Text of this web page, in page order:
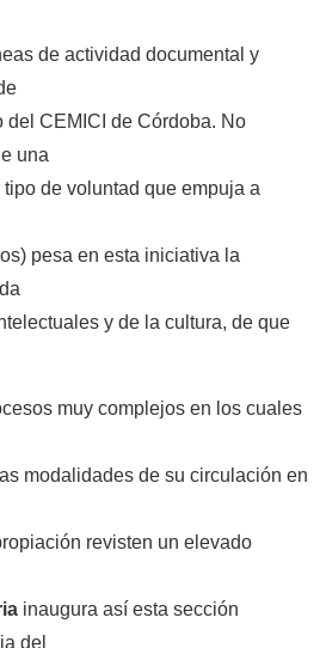
de actividad documental y
del CEMICI de Córdoba. No
una
de voluntad que empuja a
pesa en esta iniciativa la
y de la cultura, de que
muy complejos en los cuales
modalidades de su circulación en
revisten un elevado
inaugura así esta sección
del